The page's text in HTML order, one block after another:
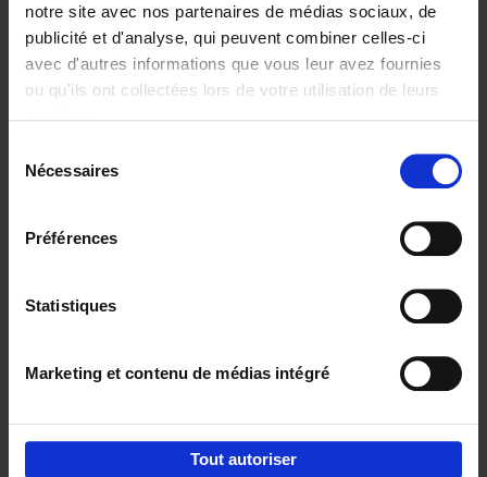
notre site avec nos partenaires de médias sociaux, de
publicité et d'analyse, qui peuvent combiner celles-ci
avec d'autres informations que vous leur avez fournies
ou qu'ils ont collectées lors de votre utilisation de leurs
Nécessaires
Préférences
Statistiques
Marketing et contenu de médias intégré
Tout autoriser
€29,99
Digital marketing like a PRO -
completely revised edition (EN)